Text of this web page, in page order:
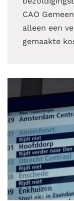
CAO
alleen een
gemaakte